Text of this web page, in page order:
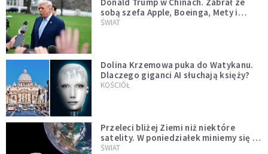
sobą szefa Apple, Boeinga, Mety i
Muska
ŚWIAT
Dolina Krzemowa puka do Watykanu.
Dlaczego giganci AI słuchają księży?
KOŚCIÓŁ
Przeleci bliżej Ziemi niż niektóre
satelity. W poniedziałek miniemy się z
asteroidą, która poprzedzi znacznie
ŚWIAT